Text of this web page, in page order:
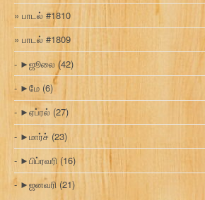
பாடல் #1810
பாடல் #1809
►ஜூலை (42)
►மே (6)
►ஏப்ரல் (27)
►மார்ச் (23)
►பிப்ரவரி (16)
►ஜனவரி (21)